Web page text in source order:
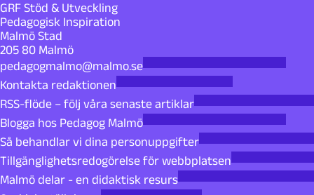
GRF Stöd & Utveckling
Pedagogisk Inspiration
Malmö Stad
205 80 Malmö
pedagogmalmo@malmo.se
Kontakta redaktionen
RSS-flöde – följ våra senaste artiklar
Blogga hos Pedagog Malmö
Så behandlar vi dina personuppgifter
Tillgänglighetsredogörelse för webbplatsen
Malmö delar - en didaktisk resurs